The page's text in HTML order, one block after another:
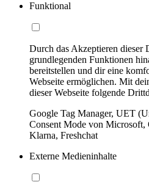
Funktional
Durch das Akzeptieren dieser
grundlegenden Funktionen
bereitstellen und dir eine
Webseite ermöglichen. Mit
dieser Webseite folgende
Google Tag Manager, UET
Consent Mode von Microsoft,
Klarna, Freshchat
Externe Medieninhalte